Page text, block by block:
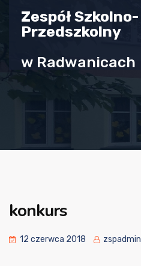
Zespół Szkolno-
Przedszkolny
w Radwanicach
konkurs
12 czerwca 2018 zspadmin